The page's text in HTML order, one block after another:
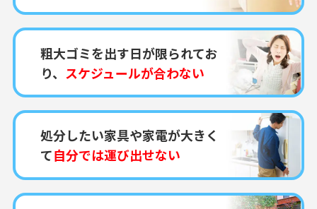
粗大ゴミを出す日が限られてお
り、 スケジュールが合わない
処分したい家具や家電が大きく
て自分では運び出せない